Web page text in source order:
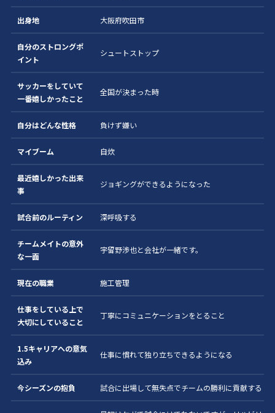
出身地 大阪府吹田市
自分のストロングポ
イント
シュートストップ
サッカーをしていて
一番嬉しかったこと
全国が決まった時
自分はどんな性格 負けず嫌い
マイブーム 自炊
最近嬉しかった出来
事
ジョギングができるようになった
試合前のルーティン 深呼吸する
チームメイトの意外
な一面
宇留野渉也と会社が一緒です。
現在の職業 施工管理
仕事をしている上で
大切にしていること
丁寧にコミュニケーションをとること
1.5キャリアへの意気
込み
仕事に慣れて独り立ちできるようになる
今シーズンの抱負 試合に出場して無失点でチームの勝利に貢献する